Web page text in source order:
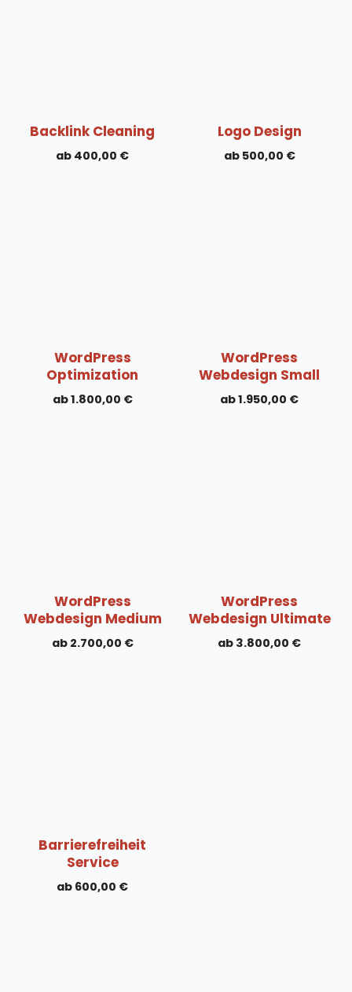
Backlink Cleaning
400,00 €
Logo Design
500,00 €
WordPress
Optimization
1.800,00 €
WordPress
Webdesign Small
1.950,00 €
WordPress
Webdesign Medium
2.700,00 €
WordPress
Webdesign Ultimate
3.800,00 €
Barrierefreiheit
Service
600,00 €